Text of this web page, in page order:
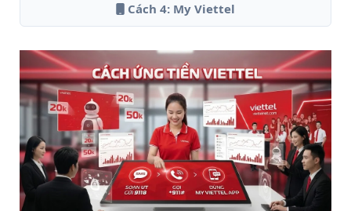
Cách 4: My Viettel